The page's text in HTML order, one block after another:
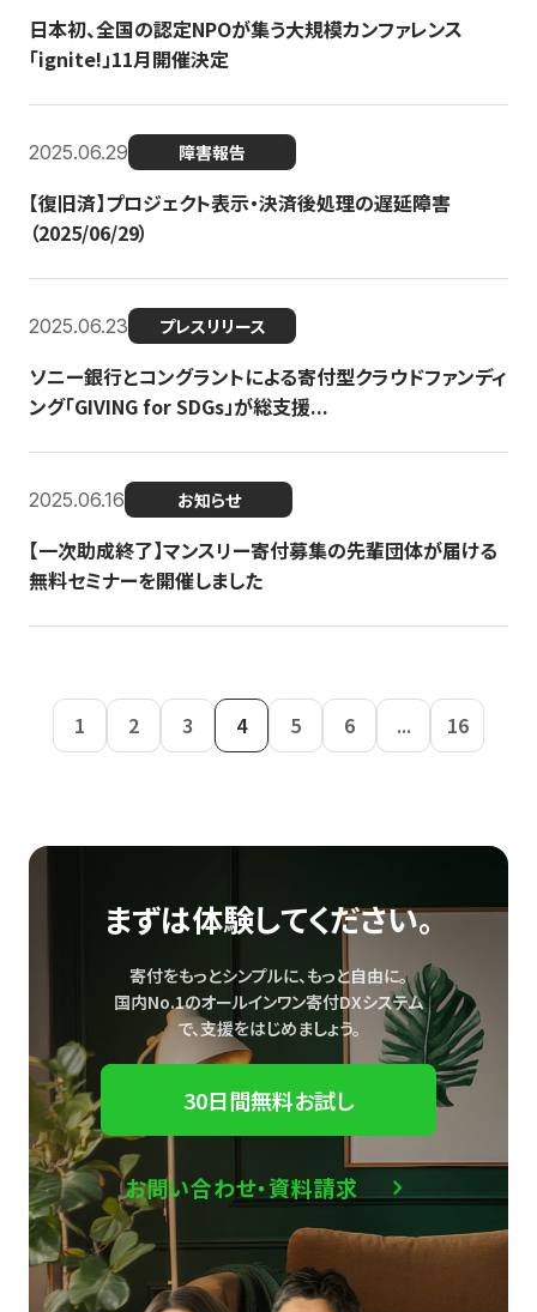
日本初、全国の認定NPOが集う大規模カンファレンス
「ignite!」11月開催決定
2025.06.29 障害報告
【復旧済】プロジェクト表示・決済後処理の遅延障害
（2025/06/29）
2025.06.23 プレスリリース
ソニー銀行とコングラントによる寄付型クラウドファンディ
ング「GIVING for SDGs」が総支援...
2025.06.16 お知らせ
【一次助成終了】マンスリー寄付募集の先輩団体が届ける
無料セミナーを開催しました
1 2 3 4 5 6 ... 16
まずは体験してください。
寄付をもっとシンプルに、もっと自由に。
国内No.1のオールインワン寄付DXシステム
で、支援をはじめましょう。
30日間無料お試し
お問い合わせ・資料請求